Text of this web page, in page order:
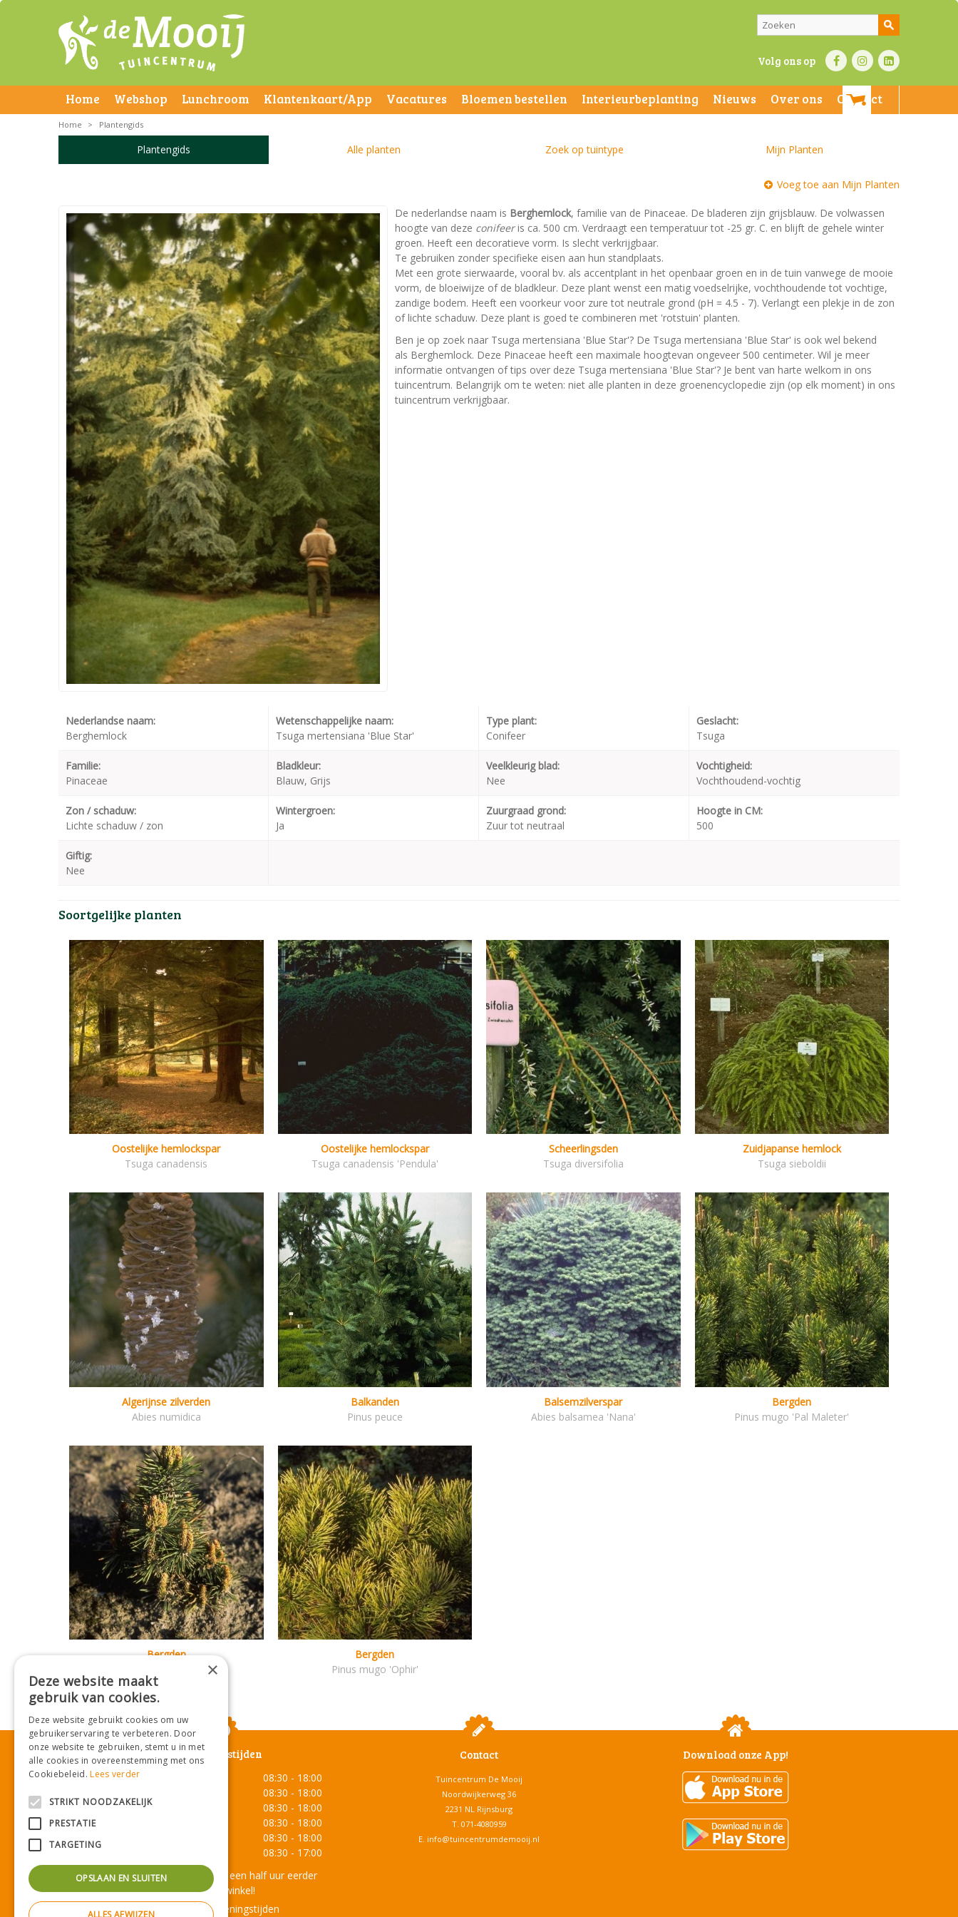
Volg ons op
Home Webshop Lunchroom Klantenkaart/App Vacatures Bloemen bestellen Interieurbeplanting Nieuws Over ons Contact
Home > Plantengids
Plantengids Alle planten Zoek op tuintype Mijn Planten
Voeg toe aan Mijn Planten
De nederlandse naam is Berghemlock, familie van de Pinaceae. De bladeren zijn grijsblauw. De volwassen
hoogte van deze conifeeris ca. 500 cm. Verdraagt een temperatuur tot -25 gr. C. en blijft de gehele winter
groen. Heeft een decoratieve vorm. Is slecht verkrijgbaar.
Te gebruiken zonder specifieke eisen aan hun standplaats.
Met een grote sierwaarde, vooral bv. als accentplant in het openbaar groen en in de tuin vanwege de mooie
vorm, de bloeiwijze of de bladkleur. Deze plant wenst een matig voedselrijke, vochthoudende tot vochtige,
zandige bodem. Heeft een voorkeur voor zure tot neutrale grond (pH = 4.5 - 7). Verlangt een plekje in de zon
of lichte schaduw. Deze plant is goed te combineren met 'rotstuin' planten.
Ben je op zoek naar Tsuga mertensiana 'Blue Star'? De Tsuga mertensiana 'Blue Star' is ook wel bekend
als Berghemlock. Deze Pinaceae heeft een maximale hoogtevan ongeveer 500 centimeter. Wil je meer
informatie ontvangen of tips over deze Tsuga mertensiana 'Blue Star'? Je bent van harte welkom in ons
tuincentrum. Belangrijk om te weten: niet alle planten in deze groenencyclopedie zijn (op elk moment) in ons
tuincentrum verkrijgbaar.
Nederlandse naam:
Berghemlock
Wetenschappelijke naam:
Tsuga mertensiana 'Blue Star'
Type plant:
Conifeer
Geslacht:
Tsuga
Familie:
Pinaceae
Bladkleur:
Blauw, Grijs
Veelkleurig blad:
Nee
Vochtigheid:
Vochthoudend-vochtig
Zon / schaduw:
Lichte schaduw / zon
Wintergroen:
Ja
Zuurgraad grond:
Zuur tot neutraal
Hoogte in CM:
500
Giftig:
Nee
Soortgelijke planten
Oostelijke hemlockspar
Tsuga canadensis
Oostelijke hemlockspar
Tsuga canadensis 'Pendula'
Scheerlingsden
Tsuga diversifolia
Zuidjapanse hemlock
Tsuga sieboldii
Algerijnse zilverden
Abies numidica
Balkanden
Pinus peuce
Balsemzilverspar
Abies balsamea 'Nana'
Bergden
Pinus mugo 'Pal Maleter'
Bergden
Pinus mugo 'Arpad'
Bergden
Pinus mugo 'Ophir'
Openingstijden
Maandag
08:30 - 18:00
08:30 - 18:00
Woensdag
08:30 - 18:00
08:30 - 18:00
08:30 - 18:00
08:30 - 17:00
Onze lunchroom sluit een half uur eerder
dan de winkel!
Toon alle openingstijden
Contact
Tuincentrum De Mooij
Noordwijkerweg 36
2231 NL Rijnsburg
T. 071-4080959
E. info@tuincentrumdemooij.nl
Download onze App!
×
Deze website maakt
gebruik van cookies.
Deze website gebruikt cookies om uw
gebruikerservaring te verbeteren. Door
onze website te gebruiken, stemt u in met
alle cookies in overeenstemming met ons
Cookiebeleid.Lees verder
STRIKT NOODZAKELIJK
PRESTATIE
TARGETING
OPSLAAN EN SLUITEN
ALLES AFWIJZEN